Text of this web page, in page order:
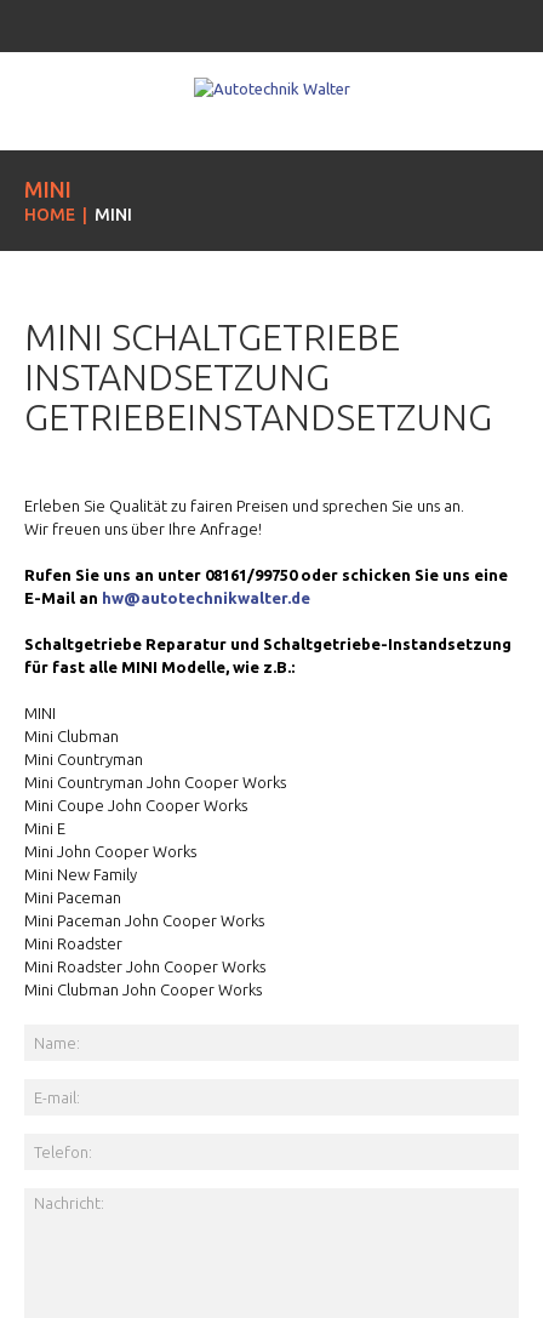
MINI
HOME MINI
MINI SCHALTGETRIEBE
INSTANDSETZUNG
GETRIEBEINSTANDSETZUNG
Erleben Sie Qualität zu fairen Preisen und sprechen Sie uns an.
Wir freuen uns über Ihre Anfrage!
Rufen Sie uns an unter 08161/99750 oder schicken Sie uns eine
E-Mail an hw@autotechnikwalter.de
Schaltgetriebe Reparatur und Schaltgetriebe-Instandsetzung
für fast alle MINI Modelle, wie z.B.:
MINI
Mini Clubman
Mini Countryman
Mini Countryman John Cooper Works
Mini Coupe John Cooper Works
Mini E
Mini John Cooper Works
Mini New Family
Mini Paceman
Mini Paceman John Cooper Works
Mini Roadster
Mini Roadster John Cooper Works
Mini Clubman John Cooper Works